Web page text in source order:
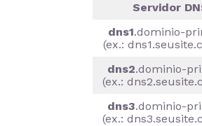
Servidor
dns1.dominio-
(ex.:
dns2.dominio-
(ex.:
dns3.dominio-
(ex.: